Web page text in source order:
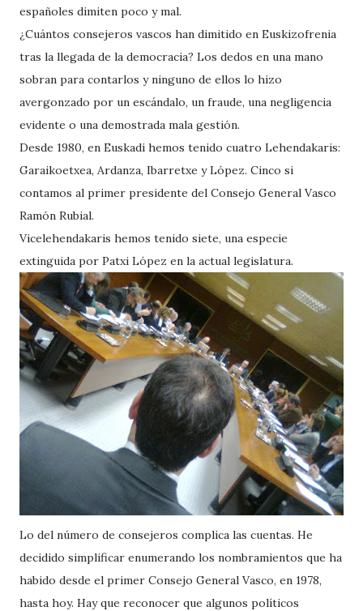
españoles dimiten poco y mal.
¿Cuántos consejeros vascos han dimitido en Euskizofrenia
tras la llegada de la democracia? Los dedos en una mano
sobran para contarlos y ninguno de ellos lo hizo
avergonzado por un escándalo, un fraude, una negligencia
evidente o una demostrada mala gestión.
Desde 1980, en Euskadi hemos tenido cuatro Lehendakaris:
Garaikoetxea, Ardanza, Ibarretxe y López. Cinco si
contamos al primer presidente del Consejo General Vasco
Ramón Rubial.
Vicelehendakaris hemos tenido siete, una especie
extinguida por Patxi López en la actual legislatura.
Lo del número de consejeros complica las cuentas. He
decidido simplificar enumerando los nombramientos que ha
habido desde el primer Consejo General Vasco, en 1978,
hasta hoy. Hay que reconocer que algunos políticos